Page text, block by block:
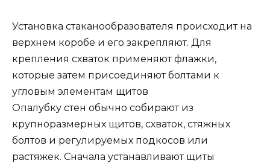
Установка стаканообразователя происходит на
верхнем коробе и его закрепляют. Для
крепления схваток применяют флажки,
которые затем присоединяют болтами к
угловым элементам щитов
Опалубку стен обычно собирают из
крупноразмерных щитов, схваток, стяжных
болтов и регулируемых подкосов или
растяжек. Сначала устанавливают щиты